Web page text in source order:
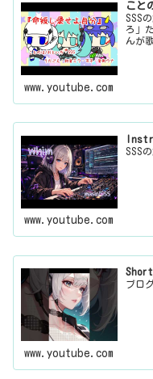
こと
SSS
ろ」
んが
www.youtube.com
SSS
www.youtube.com
ブロ
www.youtube.com